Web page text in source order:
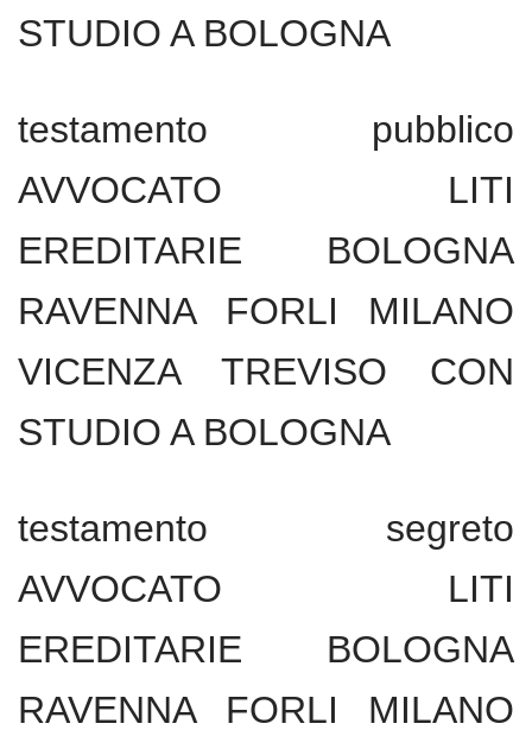
STUDIO A BOLOGNA
testamento pubblico
AVVOCATO LITI
EREDITARIE BOLOGNA
RAVENNA FORLI MILANO
VICENZA TREVISO CON
STUDIO A BOLOGNA
testamento segreto
AVVOCATO LITI
EREDITARIE BOLOGNA
RAVENNA FORLI MILANO